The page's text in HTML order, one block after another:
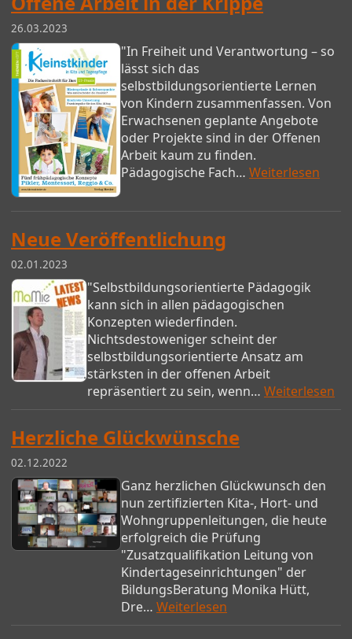
26.03.2023
"In Freiheit und Verantwortung – so
lässt sich das
selbstbildungsorientierte Lernen
von Kindern zusammenfassen. Von
Erwachsenen geplante Angebote
oder Projekte sind in der Offenen
Arbeit kaum zu finden.
Pädagogische Fach… Weiterlesen
Neue Veröffentlichung
02.01.2023
"Selbstbildungsorientierte Pädagogik
kann sich in allen pädagogischen
Konzepten wiederfinden.
Nichtsdestoweniger scheint der
selbstbildungsorientierte Ansatz am
stärksten in der offenen Arbeit
repräsentiert zu sein, wenn… Weiterlesen
Herzliche Glückwünsche
02.12.2022
Ganz herzlichen Glückwunsch den
nun zertifizierten Kita-, Hort- und
Wohngruppenleitungen, die heute
erfolgreich die Prüfung
"Zusatzqualifikation Leitung von
Kindertageseinrichtungen" der
BildungsBeratung Monika Hütt,
Dre… Weiterlesen